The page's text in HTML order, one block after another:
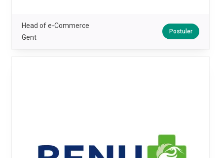
Head of e-Commerce
Gent
Postuler